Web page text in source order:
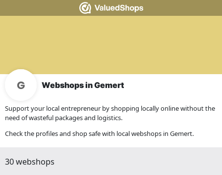
Webshops in Gemert
Support your local entrepreneur by shopping locally online without the
need of wasteful packages and logistics.
Check the profiles and shop safe with local webshops in Gemert.
30 webshops